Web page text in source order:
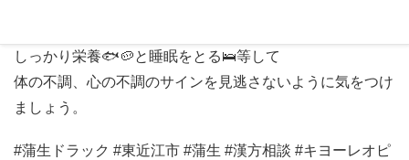
しっかり栄養🐟🥔と睡眠をとる🛌等して
体の不調、心の不調のサインを見逃さないように気をつけ
ましょう。
#蒲生ドラック #東近江市 #蒲生 #漢方相談 #キヨーレオピ